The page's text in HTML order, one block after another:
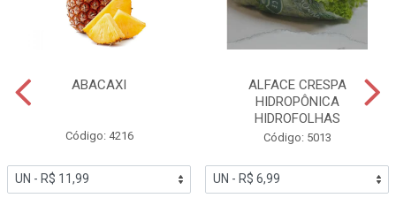
ABACAXI
Código: 4216
ALFACE CRESPA
HIDROPÔNICA
HIDROFOLHAS
Código: 5013